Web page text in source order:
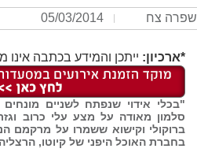
שפרה צח 05/03/2014
*ארכיון: ייתכן והמידע בכתבה אינו
"בכלי אידוי שנפתח לשניים
סלמון מאודה על מצע עלי כרוב
ברוקולי וקישוא ששמרו על מרקמם
בחברת האוכל היפני של קיוטו, הרצליה